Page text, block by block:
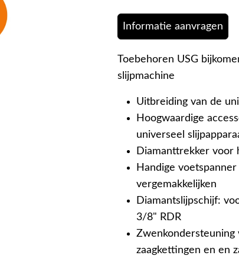
Informatie aanvragen
Toebehoren USG
slijpmachine
Uitbreiding van de
Hoogwaardige
universeel
Diamanttrekker voor
Handige
vergemakkelijken
Diamantslijpschijf:
3/8" RDR
Zwenkondersteuning
zaagkettingen en en